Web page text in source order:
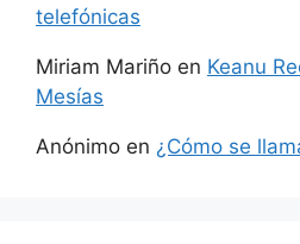
telefónicas
Miriam Mariño en Keanu
Mesías
Anónimo en ¿Cómo se